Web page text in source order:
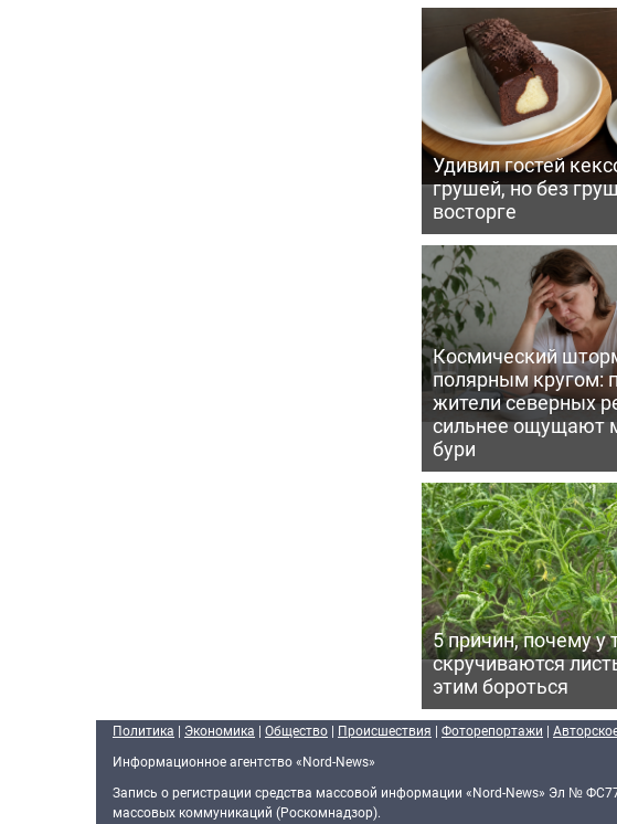
Удивил гостей
грушей, но без
восторге
Космический
полярным кругом:
жители северных
сильнее ощущают
бури
5 причин, почему у
скручиваются
этим бороться
Политика | Экономика | Общество | Происшествия | Фоторепортажи |
Информационное агентство «Nord-News»
Запись о регистрации средства массовой информации «Nord-News» Эл №
массовых коммуникаций (Роскомнадзор).